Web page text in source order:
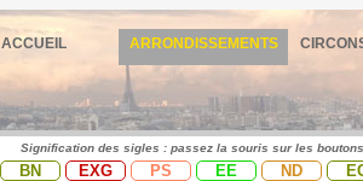
ACCUEIL ARRONDISSEMENTS
Signification des sigles : passez la souris sur les
BN EXG PS EE ND